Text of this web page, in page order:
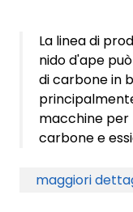
La linea di
nido d'ape
di carbone in
macchine
carbone e
maggiori